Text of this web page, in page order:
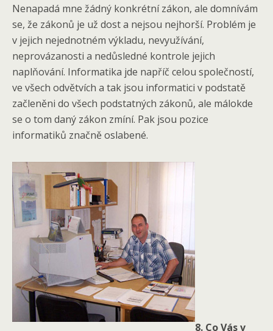
Nenapadá mne žádný konkrétní zákon, ale domnívám
se, že zákonů je už dost a nejsou nejhorší. Problém je
v jejich nejednotném výkladu, nevyužívání,
neprovázanosti a nedůsledné kontrole jejich
naplňování. Informatika jde napříč celou společností,
ve všech odvětvích a tak jsou informatici v podstatě
začleněni do všech podstatných zákonů, ale málokde
se o tom daný zákon zmíní. Pak jsou pozice
informatiků značně oslabené.
8. Co Vás v